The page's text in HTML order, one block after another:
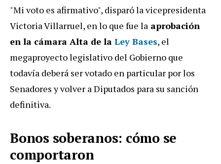
"Mi voto es afirmativo", disparó la vicepresidenta
Victoria Villarruel, en lo que fue la aprobación
en la cámara Alta de la Ley Bases, el
megaproyecto legislativo del Gobierno que
todavía deberá ser votado en particular por los
Senadores y volver a Diputados para su sanción
definitiva.
Bonos soberanos: cómo se
comportaron